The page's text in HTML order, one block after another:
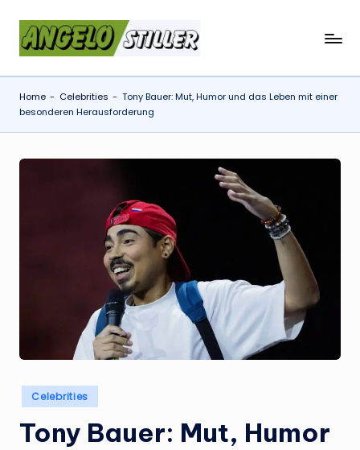
a
n
g
e
l
e
Home - Celebrities - Tony Bauer: Mut, Humor und das Leben mit einer
besonderen Herausforderung
Posted
in
Celebrities
Tony Bauer: Mut, Humor